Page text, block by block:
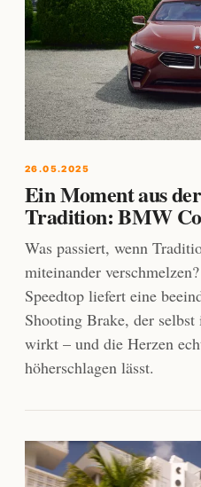
26.05.2025
Ein Moment aus
Tradition: BMW
Was passiert, wenn
miteinander
Speedtop liefert eine
Shooting Brake, der
wirkt – und die Herzen
höherschlagen lässt.